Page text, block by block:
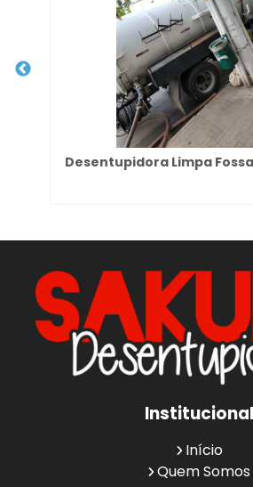
Desentupidora Limpa
Institucional
Início
Quem Somos